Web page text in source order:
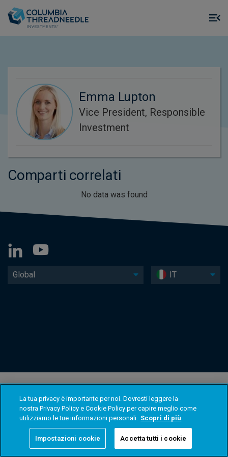
Emma Lupton
Vice President, Responsible
Investment
Comparti correlati
No data was found
Global IT
La tua privacy è importante per noi. Dovresti leggere la
nostra Privacy Policy e Cookie Policy per capire meglio come
utilizziamo le tue informazioni personali. Scopri di più
Impostazioni cookie Accetta tutti i cookie